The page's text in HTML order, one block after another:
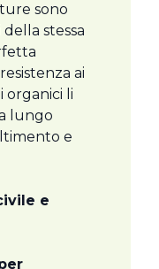
sono
stessa
ai
organici li
lungo
e
e